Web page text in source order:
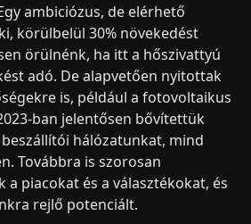
ambiciózus, de elérhető
körülbelül 30% növekedést
örülnénk, ha itt a hőszivattyú
adó. De alapvetően nyitottak
is, például a fotovoltaikus
ban jelentősen bővítettük
hálózatunkat, mind
Továbbra is szorosan
piacokat és a választékokat, és
rejlő potenciált.